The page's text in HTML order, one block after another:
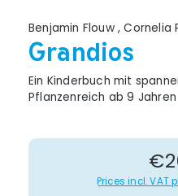
Benjamin Flouw ,Cornelia
Grandios
Ein Kinderbuch mit
Pflanzenreich ab 9 Jahren
Prices incl. VAT